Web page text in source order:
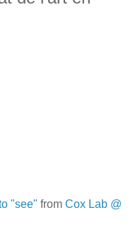
"see" from Cox Lab @